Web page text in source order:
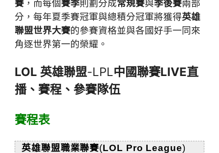
賽 ，而每個賽季則劃分成常規賽與季後賽兩部
分，每年夏季賽冠軍與總積分冠軍將獲得英雄
聯盟世界大賽的參賽資格並與各國好手一同來
角逐世界第一的榮耀。
LOL 英雄聯盟-LPL中國聯賽LIVE直
播、賽程、參賽隊伍
賽程表
英雄聯盟職業聯賽(LOL Pro League)